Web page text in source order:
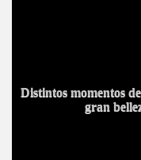
Distintos momentos
gran